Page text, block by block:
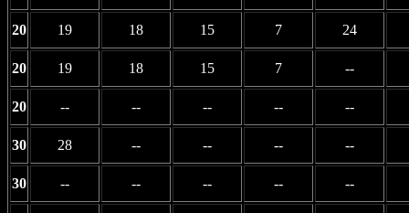
20 19 18 15 7 24
20 19 18 15 7 --
20 -- -- -- -- --
30 28 -- -- -- --
30 -- -- -- -- --